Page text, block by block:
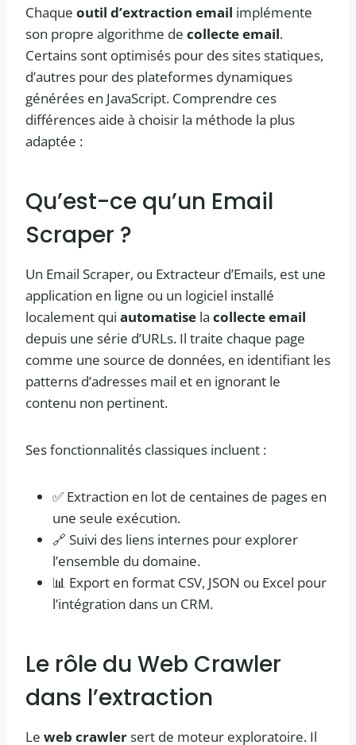
Chaque outil d’extraction email implémente
son propre algorithme de collecte email.
Certains sont optimisés pour des sites statiques,
d’autres pour des plateformes dynamiques
générées en JavaScript. Comprendre ces
différences aide à choisir la méthode la plus
adaptée :
Qu’est-ce qu’un Email
Scraper ?
Un Email Scraper, ou Extracteur d’Emails, est une
application en ligne ou un logiciel installé
localement qui automatise la collecte email
depuis une série d’URLs. Il traite chaque page
comme une source de données, en identifiant les
patterns d’adresses mail et en ignorant le
contenu non pertinent.
Ses fonctionnalités classiques incluent :
✅ Extraction en lot de centaines de pages en
une seule exécution.
🔗 Suivi des liens internes pour explorer
l’ensemble du domaine.
📊 Export en format CSV, JSON ou Excel pour
l’intégration dans un CRM.
Le rôle du Web Crawler
dans l’extraction
Le web crawlersert de moteur exploratoire. Il